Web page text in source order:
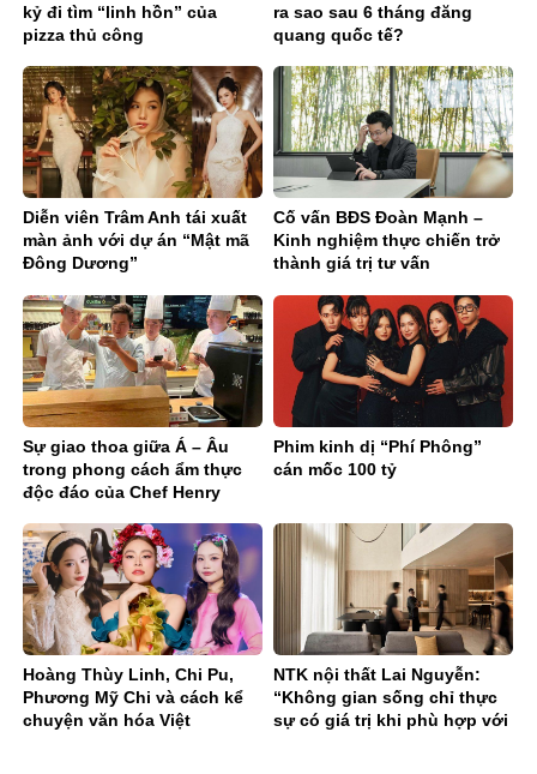
kỷ đi tìm “linh hồn” của
pizza thủ công
ra sao sau 6 tháng đăng
quang quốc tế?
Diễn viên Trâm Anh tái xuất
màn ảnh với dự án “Mật mã
Đông Dương”
Cố vấn BĐS Đoàn Mạnh –
Kinh nghiệm thực chiến trở
thành giá trị tư vấn
Sự giao thoa giữa Á – Âu
trong phong cách ẩm thực
độc đáo của Chef Henry
Phim kinh dị “Phí Phông”
cán mốc 100 tỷ
Hoàng Thùy Linh, Chi Pu,
Phương Mỹ Chi và cách kể
chuyện văn hóa Việt
NTK nội thất Lai Nguyễn:
“Không gian sống chỉ thực
sự có giá trị khi phù hợp với